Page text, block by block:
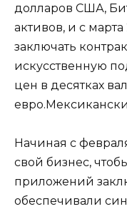
долларов США,
активов, и с
заключать
искусственную
цен в десятках
Начиная с
свой бизнес,
приложений
обеспечивали